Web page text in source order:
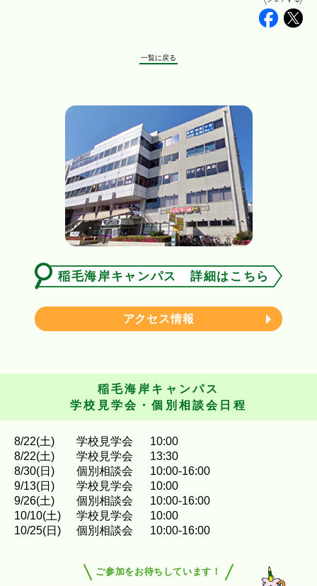
一覧に戻る
稲毛海岸キャンパス 詳細はこちら
アクセス情報
稲毛海岸キャンパス
学校見学会・個別相談会日程
8/22(土) 学校見学会
10:00
8/22(土) 学校見学会
13:30
8/30(日) 個別相談会
10:00-16:00
9/13(日) 学校見学会
10:00
9/26(土) 個別相談会
10:00-16:00
10/10(土) 学校見学会
10:00
10/25(日) 個別相談会 10:00-16:00
ご参加をお待ちしています！